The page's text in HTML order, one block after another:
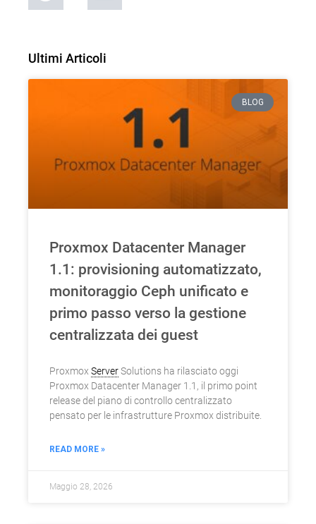
Ultimi Articoli
BLOG
Proxmox Datacenter Manager
1.1: provisioning automatizzato,
monitoraggio Ceph unificato e
primo passo verso la gestione
centralizzata dei guest
Proxmox ServerSolutions ha rilasciato oggi
Proxmox Datacenter Manager 1.1, il primo point
release del piano di controllo centralizzato
pensato per le infrastrutture Proxmox distribuite.
READ MORE »
Maggio 28, 2026